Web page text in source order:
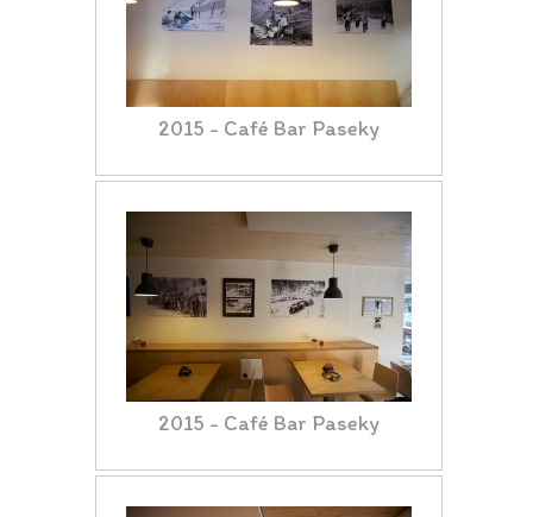
2015 - Café Bar Paseky
2015 - Café Bar Paseky